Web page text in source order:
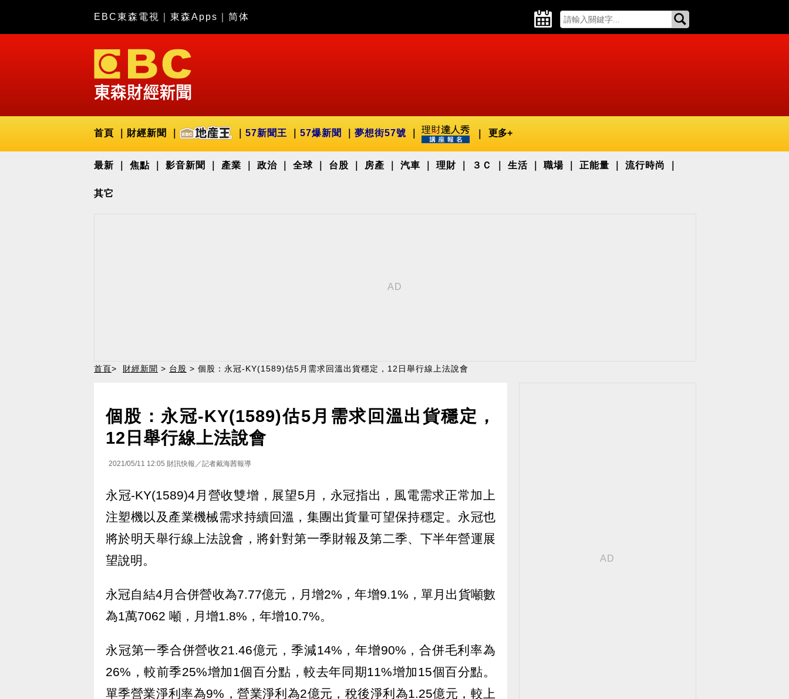
EBC東森電視 東森Apps 简体
首頁 財經新聞 57新聞王 57爆新聞 夢想街57號 更多+
最新 焦點 影音新聞 產業 政治 全球 台股 房產 汽車 理財 ３Ｃ 生活 職場 正能量 流行時尚
其它
首頁> 財經新聞 > 台股 > 個股：永冠-KY(1589)估5月需求回溫出貨穩定，12日舉行線上法說會
個股：永冠-KY(1589)估5月需求回溫出貨穩定，
12日舉行線上法說會
2021/05/11 12:05 財訊快報／記者戴海茜報導
永冠-KY(1589)4月營收雙增，展望5月，永冠指出，風電需求正常加上
注塑機以及產業機械需求持續回溫，集團出貨量可望保持穩定。永冠也
將於明天舉行線上法說會，將針對第一季財報及第二季、下半年營運展
望說明。
永冠自結4月合併營收為7.77億元，月增2%，年增9.1%，單月出貨噸數
為1萬7062 噸，月增1.8%，年增10.7%。
永冠第一季合併營收21.46億元，季減14%，年增90%，合併毛利率為
26%，較前季25%增加1個百分點，較去年同期11%增加15個百分點。
單季營業淨利率為9%，營業淨利為2億元，稅後淨利為1.25億元，較上